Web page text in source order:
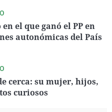
el que ganó el PP en
autonómicas del País
cerca: su mujer, hijos,
curiosos